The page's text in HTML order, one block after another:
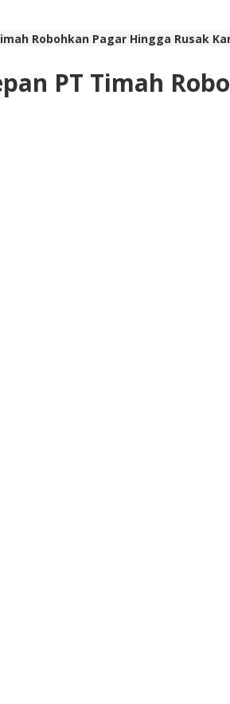
Robohkan Pagar Hingga Rusak
PT Timah